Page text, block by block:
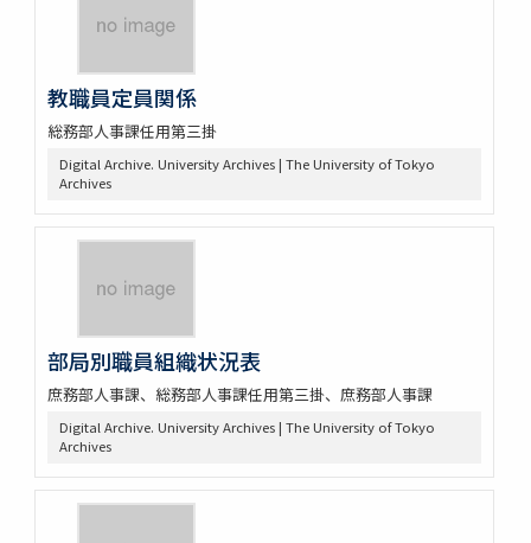
教職員定員関係
総務部人事課任用第三掛
Digital Archive. University Archives | The University of Tokyo
Archives
部局別職員組織状況表
庶務部人事課、総務部人事課任用第三掛、庶務部人事課
Digital Archive. University Archives | The University of Tokyo
Archives